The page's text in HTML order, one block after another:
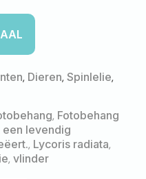
, Dieren, Spinlelie,
, Fotobehang
levendig
, Lycoris radiata,
, vlinder